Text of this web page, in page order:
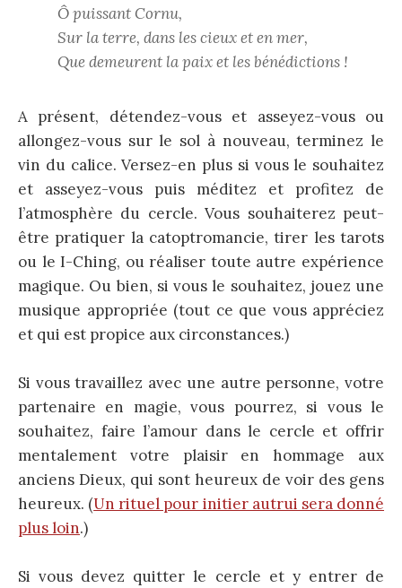
Ô puissant Cornu,
Sur la terre, dans les cieux et en mer,
Que demeurent la paix et les bénédictions !
A présent, détendez-vous et asseyez-vous ou
allongez-vous sur le sol à nouveau, terminez le
vin du calice. Versez-en plus si vous le souhaitez
et asseyez-vous puis méditez et profitez de
l’atmosphère du cercle. Vous souhaiterez peut-
être pratiquer la catoptromancie, tirer les tarots
ou le I-Ching, ou réaliser toute autre expérience
magique. Ou bien, si vous le souhaitez, jouez une
musique appropriée (tout ce que vous appréciez
et qui est propice aux circonstances.)
Si vous travaillez avec une autre personne, votre
partenaire en magie, vous pourrez, si vous le
souhaitez, faire l’amour dans le cercle et offrir
mentalement votre plaisir en hommage aux
anciens Dieux, qui sont heureux de voir des gens
heureux. (Un rituel pour initier autrui sera donné
plus loin.)
Si vous devez quitter le cercle et y entrer de